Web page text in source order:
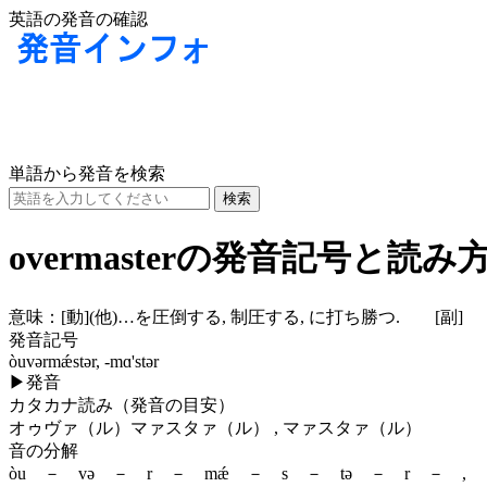
英語の発音の確認
単語から発音を検索
overmasterの発音記号と読み
意味： [動](他)…を圧倒する, 制圧する, に打ち勝つ. [副]
発音記号
òuvərmǽstər, -mɑ'stər
▶発音
カタカナ読み（発音の目安）
オゥヴァ（ル）マァスタァ（ル） , マァスタァ（ル）
音の分解
òu － və － r － mǽ － s － tə － r －